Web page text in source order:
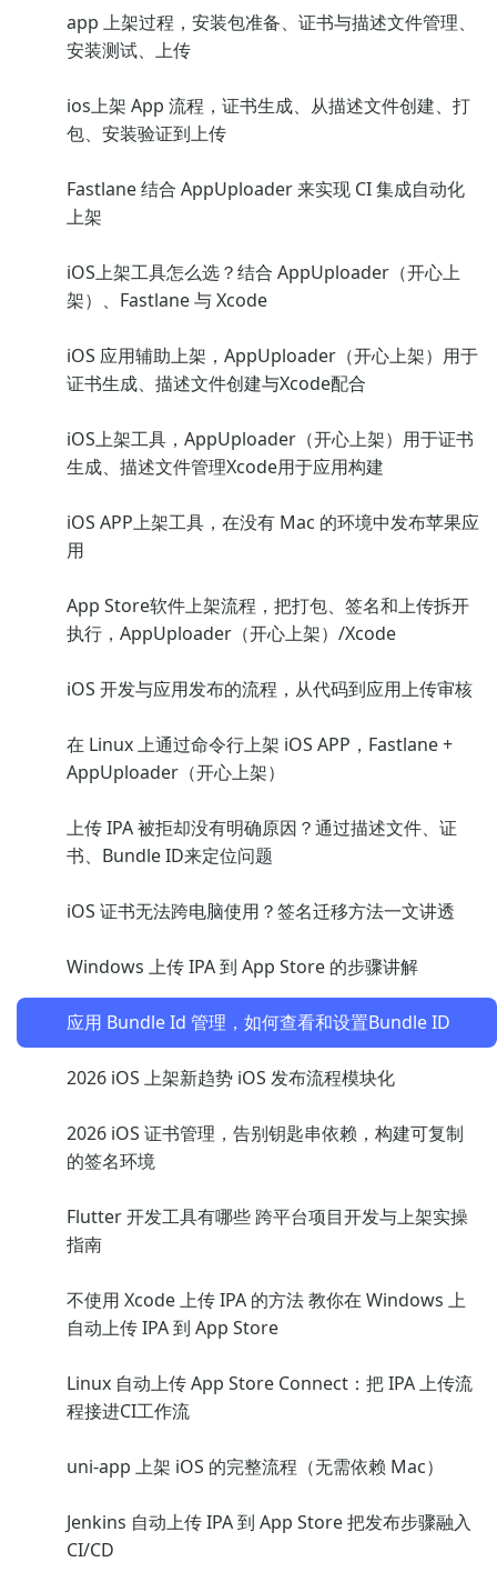
app 上架过程，安装包准备、证书与描述文件管理、
安装测试、上传
ios上架 App 流程，证书生成、从描述文件创建、打
包、安装验证到上传
Fastlane 结合 AppUploader 来实现 CI 集成自动化
上架
iOS上架工具怎么选？结合 AppUploader（开心上
架）、Fastlane 与 Xcode
iOS 应用辅助上架，AppUploader（开心上架）用于
证书生成、描述文件创建与Xcode配合
iOS上架工具，AppUploader（开心上架）用于证书
生成、描述文件管理Xcode用于应用构建
iOS APP上架工具，在没有 Mac 的环境中发布苹果应
用
App Store软件上架流程，把打包、签名和上传拆开
执行，AppUploader（开心上架）/Xcode
iOS 开发与应用发布的流程，从代码到应用上传审核
在 Linux 上通过命令行上架 iOS APP，Fastlane +
AppUploader（开心上架）
上传 IPA 被拒却没有明确原因？通过描述文件、证
书、Bundle ID来定位问题
iOS 证书无法跨电脑使用？签名迁移方法一文讲透
Windows 上传 IPA 到 App Store 的步骤讲解
应用 Bundle Id 管理，如何查看和设置Bundle ID
2026 iOS 上架新趋势 iOS 发布流程模块化
2026 iOS 证书管理，告别钥匙串依赖，构建可复制
的签名环境
Flutter 开发工具有哪些 跨平台项目开发与上架实操
指南
不使用 Xcode 上传 IPA 的方法 教你在 Windows 上
自动上传 IPA 到 App Store
Linux 自动上传 App Store Connect：把 IPA 上传流
程接进CI工作流
uni-app 上架 iOS 的完整流程（无需依赖 Mac）
Jenkins 自动上传 IPA 到 App Store 把发布步骤融入
CI/CD